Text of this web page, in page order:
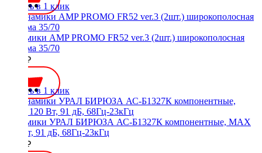
Купить в 1 клик
Динамики AMP PROMO FR52 ver.3 (2шт.) широкополосная
система 35/70
2000 ₽
Купить в 1 клик
Динамики УРАЛ БИРЮЗА АС-Б1327К компонентные, MAX
120 Вт, 91 дБ, 68Гц-23кГц
4390 ₽